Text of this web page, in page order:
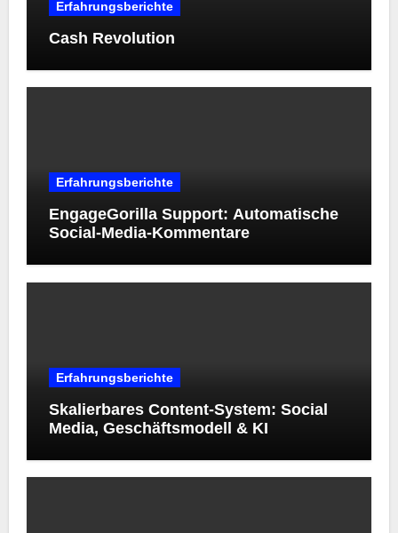
Erfahrungsberichte
Cash Revolution
Erfahrungsberichte
EngageGorilla Support: Automatische
Social-Media-Kommentare
Erfahrungsberichte
Skalierbares Content-System: Social
Media, Geschäftsmodell & KI